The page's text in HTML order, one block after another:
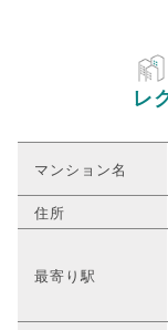
レ
マンション名
住所
最寄り駅